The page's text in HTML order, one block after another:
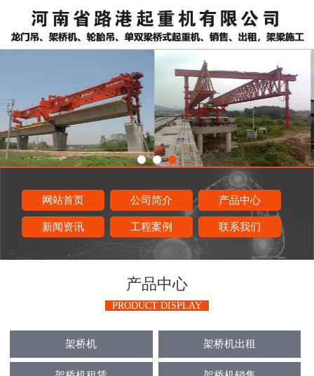
网站首页 公司简介 产品中心
新闻资讯 工程案例 联系我们
产品中心
PRODUCT DISPLAY
架桥机 架桥机出租